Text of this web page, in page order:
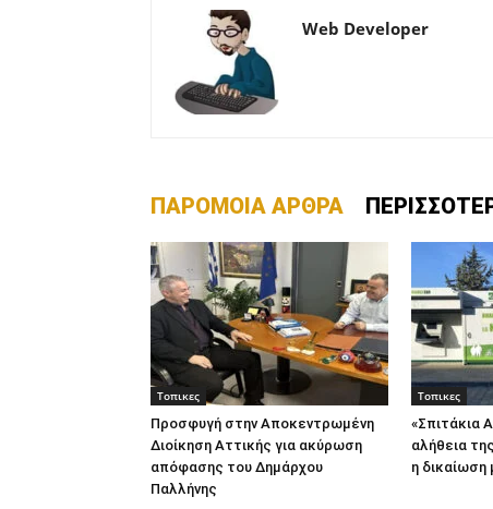
Web Developer
ΠΑΡΟΜΟΙΑ ΑΡΘΡΑ
Τοπικες
Προσφυγή στην Αποκεντρωμένη
Διοίκηση Αττικής για ακύρωση
απόφασης του Δημάρχου
Παλλήνης
Τοπικες
«Σπιτάκια
αλήθεια
η δικαίωση